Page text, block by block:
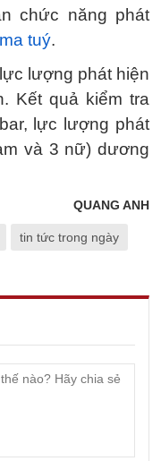
chức năng phát
ma tuý.
lượng phát hiện
Kết quả kiểm tra
lực lượng phát
và 3 nữ) dương
QUANG ANH
tin tức trong ngày